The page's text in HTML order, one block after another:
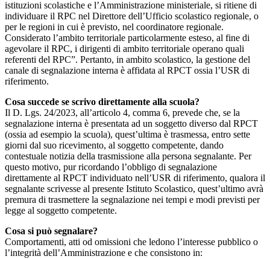
istituzioni scolastiche e l’Amministrazione ministeriale, si ritiene di
individuare il RPC nel Direttore dell’Ufficio scolastico regionale, o
per le regioni in cui è previsto, nel coordinatore regionale.
Considerato l’ambito territoriale particolarmente esteso, al fine di
agevolare il RPC, i dirigenti di ambito territoriale operano quali
referenti del RPC”. Pertanto, in ambito scolastico, la gestione del
canale di segnalazione interna è affidata al RPCT ossia l’USR di
riferimento.
Cosa succede se scrivo direttamente alla scuola?
Il D. Lgs. 24/2023, all’articolo 4, comma 6, prevede che, se la
segnalazione interna è presentata ad un soggetto diverso dal RPCT
(ossia ad esempio la scuola), quest’ultima è trasmessa, entro sette
giorni dal suo ricevimento, al soggetto competente, dando
contestuale notizia della trasmissione alla persona segnalante. Per
questo motivo, pur ricordando l’obbligo di segnalazione
direttamente al RPCT individuato nell’USR di riferimento, qualora il
segnalante scrivesse al presente Istituto Scolastico, quest’ultimo avrà
premura di trasmettere la segnalazione nei tempi e modi previsti per
legge al soggetto competente.
Cosa si può segnalare?
Comportamenti, atti od omissioni che ledono l’interesse pubblico o
l’integrità dell’Amministrazione e che consistono in: